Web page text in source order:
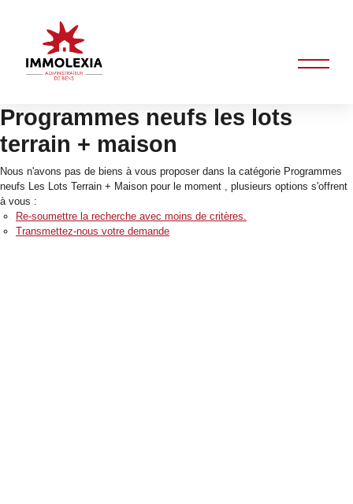
Programmes neufs les lots
terrain + maison
Nous n'avons pas de biens à vous proposer dans la catégorie Programmes
neufs Les Lots Terrain + Maison pour le moment , plusieurs options s'offrent
à vous :
Re-soumettre la recherche avec moins de critères.
Transmettez-nous votre demande